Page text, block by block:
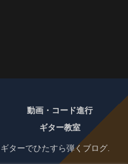
動画・コード進行
ギター教室
ターでひたすら弾くブログ.